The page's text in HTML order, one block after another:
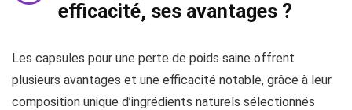
efficacité, ses avantages ?
Les capsules pour une perte de poids saine offrent
plusieurs avantages et une efficacité notable, grâce à leur
composition unique d’ingrédients naturels sélectionnés